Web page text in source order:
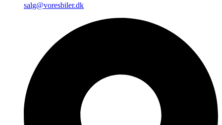
salg@voresbiler.dk